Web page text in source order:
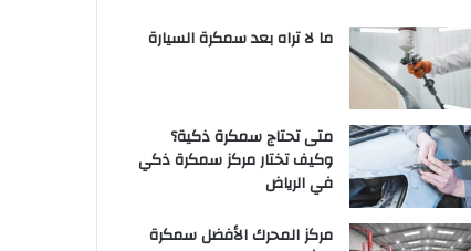
ما لا تراه بعد سمكرة السيارة
متى تحتاج سمكرة ذكية؟
وكيف تختار مركز سمكرة ذكي
في الرياض
مركز المحرك الأفضل سمكرة